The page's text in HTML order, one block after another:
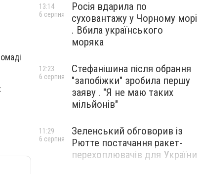
Росія вдарила по
суховантажу у Чорному морі
. Вбила українського
моряка
13:14
6 серпня
Стефанішина після обрання
"запобіжки" зробила першу
заяву . "Я не маю таких
мільйонів"
12:23
6 серпня
Зеленський обговорив із
Рютте постачання ракет-
перехоплювачів для України
11:29
6 серпня